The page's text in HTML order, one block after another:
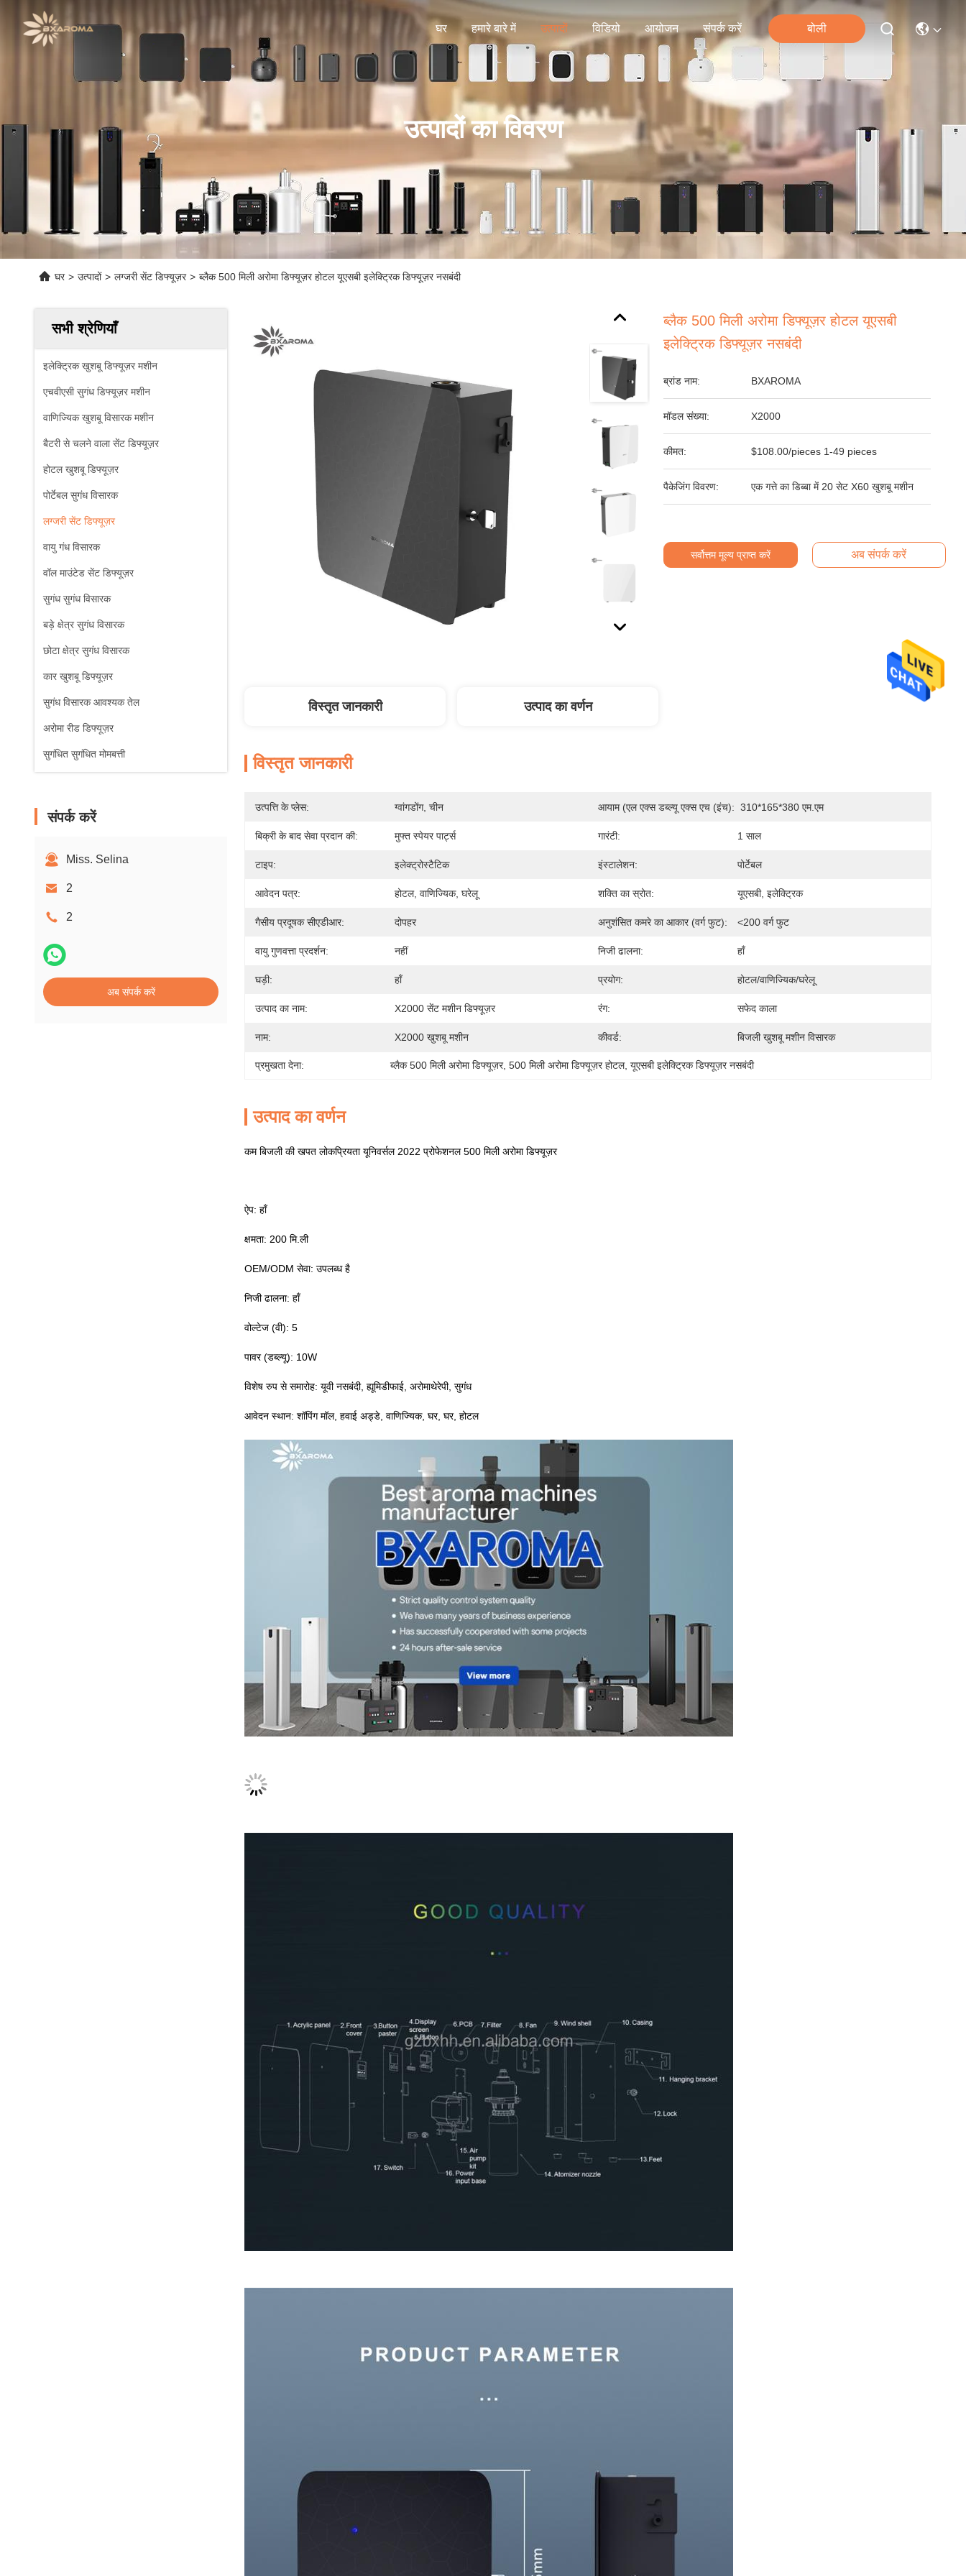
घर हमारे बारे में उत्पादों विडियो आयोजन संपर्क करें बोली
उत्पादों का विवरण
घर > उत्पादों > लग्जरी सेंट डिफ्यूज़र > ब्लैक 500 मिली अरोमा डिफ्यूज़र होटल यूएसबी इलेक्ट्रिक डिफ्यूज़र नसबंदी
सभी श्रेणियाँ
इलेक्ट्रिक खुशबू डिफ्यूज़र मशीन
एचवीएसी सुगंध डिफ्यूज़र मशीन
वाणिज्यिक खुशबू विसारक मशीन
बैटरी से चलने वाला सेंट डिफ्यूज़र
होटल खुशबू डिफ्यूज़र
पोर्टेबल सुगंध विसारक
लग्जरी सेंट डिफ्यूज़र
वायु गंध विसारक
वॉल माउंटेड सेंट डिफ्यूज़र
सुगंध सुगंध विसारक
बड़े क्षेत्र सुगंध विसारक
छोटा क्षेत्र सुगंध विसारक
कार खुशबू डिफ्यूज़र
सुगंध विसारक आवश्यक तेल
अरोमा रीड डिफ्यूज़र
सुगंधित सुगंधित मोमबत्ती
संपर्क करें
Miss. Selina
2
2
अब संपर्क करें
ब्लैक 500 मिली अरोमा डिफ्यूज़र होटल यूएसबी
इलेक्ट्रिक डिफ्यूज़र नसबंदी
ब्रांड नाम: BXAROMA
मॉडल संख्या: X2000
कीमत: $108.00/pieces 1-49 pieces
पैकेजिंग विवरण: एक गत्ते का डिब्बा में 20 सेट X60 खुशबू मशीन
सर्वोत्तम मूल्य प्राप्त करें अब संपर्क करें
विस्तृत जानकारी उत्पाद का वर्णन
विस्तृत जानकारी
उत्पत्ति के प्लेस: ग्वांगडोंग, चीन आयाम (एल एक्स डब्ल्यू एक्स एच (इंच): 310*165*380 एम.एम
बिक्री के बाद सेवा प्रदान की: मुफ्त स्पेयर पार्ट्स गारंटी: 1 साल
टाइप: इलेक्ट्रोस्टैटिक इंस्टालेशन: पोर्टेबल
आवेदन पत्र: होटल, वाणिज्यिक, घरेलू शक्ति का स्रोत: यूएसबी, इलेक्ट्रिक
गैसीय प्रदूषक सीएडीआर: दोपहर अनुशंसित कमरे का आकार (वर्ग फुट): <200 वर्ग फुट
वायु गुणवत्ता प्रदर्शन: नहीं निजी ढालना: हाँ
घड़ी: हाँ प्रयोग: होटल/वाणिज्यिक/घरेलू
उत्पाद का नाम: X2000 सेंट मशीन डिफ्यूज़र रंग: सफेद काला
नाम: X2000 खुशबू मशीन कीवर्ड: बिजली खुशबू मशीन विसारक
प्रमुखता देना: ब्लैक 500 मिली अरोमा डिफ्यूज़र, 500 मिली अरोमा डिफ्यूज़र होटल, यूएसबी इलेक्ट्रिक डिफ्यूज़र नसबंदी
उत्पाद का वर्णन
कम बिजली की खपत लोकप्रियता यूनिवर्सल 2022 प्रोफेशनल 500 मिली अरोमा डिफ्यूज़र
ऐप: हाँ
क्षमता: 200 मि.ली
OEM/ODM सेवा: उपलब्ध है
निजी ढालना: हाँ
वोल्टेज (वी): 5
पावर (डब्ल्यू): 10W
विशेष रुप से समारोह: यूवी नसबंदी, ह्यूमिडीफाई, अरोमाथेरेपी, सुगंध
आवेदन स्थान: शॉपिंग मॉल, हवाई अड्डे, वाणिज्यिक, घर, घर, होटल